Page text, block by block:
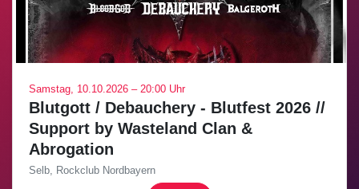
Samstag, 10.10.2026 – 20:00 Uhr
Blutgott / Debauchery - Blutfest 2026 //
Support by Wasteland Clan &
Abrogation
Selb, Rockclub Nordbayern